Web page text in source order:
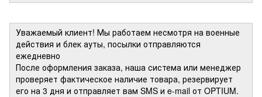
Уважаемый клиент! Мы работаем несмотря на военные
действия и блек ауты, посылки отправляются
ежедневно
После оформления заказа, наша система или менеджер
проверяет фактическое наличие товара, резервирует
его на 3 дня и отправляет вам SMS и e-mail от OPTIUM.